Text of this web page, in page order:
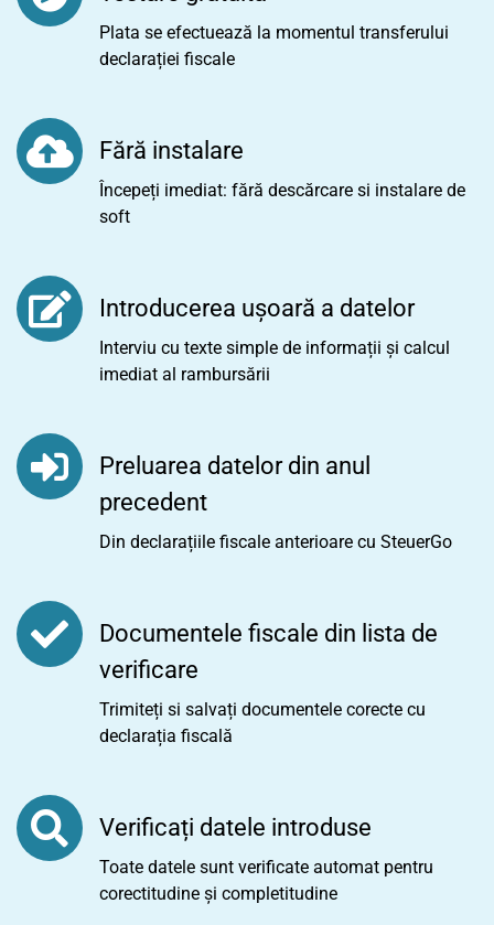
Plata se efectuează la momentul transferului
declarației fiscale
Fără instalare
Începeți imediat: fără descărcare si instalare de
soft
Introducerea ușoară a datelor
Interviu cu texte simple de informații și calcul
imediat al rambursării
Preluarea datelor din anul
precedent
Din declarațiile fiscale anterioare cu SteuerGo
Documentele fiscale din lista de
verificare
Trimiteți si salvați documentele corecte cu
declarația fiscală
Verificați datele introduse
Toate datele sunt verificate automat pentru
corectitudine și completitudine